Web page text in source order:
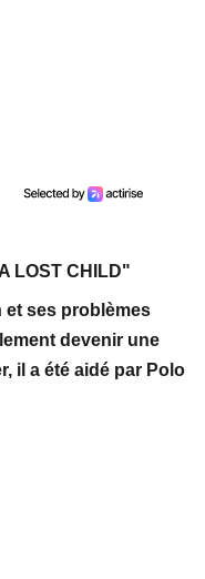
LOST CHILD"
et ses problèmes
devenir une
il a été aidé par Polo